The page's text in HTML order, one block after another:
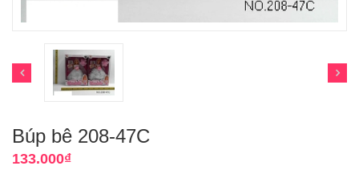
Búp bê 208-47C
133.000₫